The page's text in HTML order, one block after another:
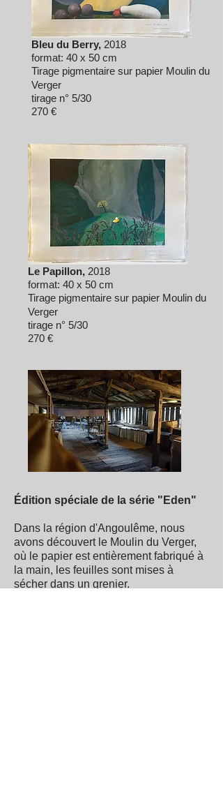
Bleu du Berry, 2018
format: 40 x 50 cm
Tirage pigmentaire sur papier Moulin du
Verger
tirage n° 5/30
270 €
Le Papillon, 2018
format: 40 x 50 cm
Tirage pigmentaire sur papier Moulin du
Verger
tirage n° 5/30
270 €
Édition spéciale de la série "Eden"
Dans la région d'Angoulême, nous
avons découvert le Moulin du Verger,
où le papier est entièrement fabriqué à
la main, les feuilles sont mises à
sécher dans un grenier.